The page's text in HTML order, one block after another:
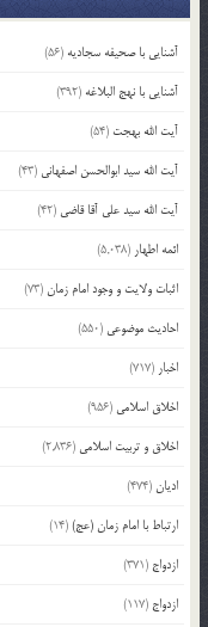
آشنایی با صحیفه سجادیه (56)
آشنایی با نهج البلاغه (392)
آیت الله بهجت (54)
آیت الله سید ابوالحسن اصفهانی (43)
آیت الله سید علی آقا قاضی (42)
ائمه اطهار (5,038)
اثبات ولایت و وجود امام زمان(73)
احادیث موضوعی (550)
اخبار (717)
اخلاق اسلامی (956)
اخلاق و تربیت اسلامی (2,836)
ادیان(474)
ارتباط با امام زمان (عج)(14)
ازدواج (371)
ازدواج (117)